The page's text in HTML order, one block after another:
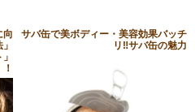
を当ててみたいと思います。
パーでもみかけるようになり
ました。ではこの二つのミル
向
サバ缶で美ボディー・美容効果バッチ
リ‼︎サバ缶の魅力